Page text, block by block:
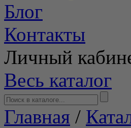
Блог
Контакты
Личный
Весь каталог
Главная /